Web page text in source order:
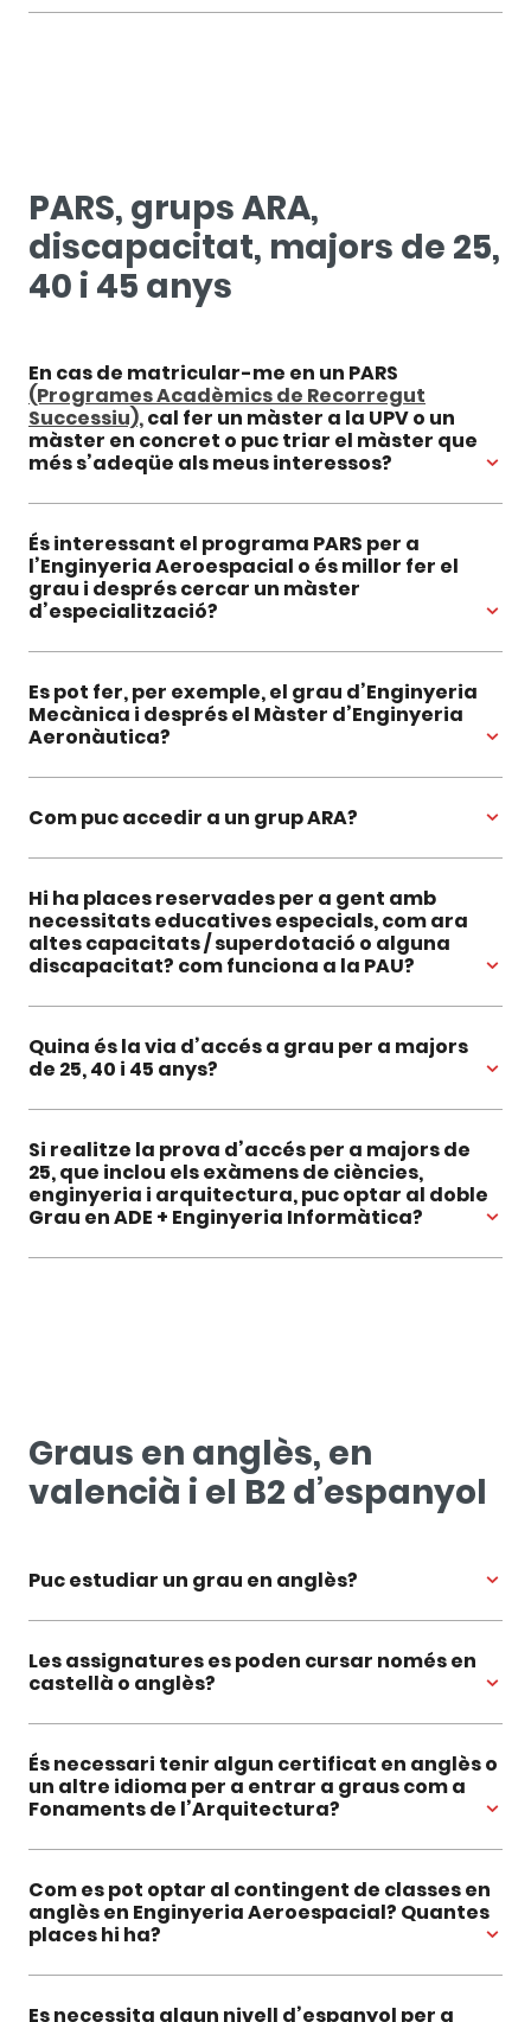
PARS, grups ARA,
discapacitat, majors de 25,
40 i 45 anys
En cas de matricular-me en un PARS
(Programes Acadèmics de Recorregut
Successiu),cal fer un màster a la UPV o un
màster en concret o puc triar el màster que
més s’adeqüe als meus interessos?
És interessant el programa PARS per a
l’Enginyeria Aeroespacial o és millor fer el
grau i després cercar un màster
d’especialització?
Es pot fer, per exemple, el grau d’Enginyeria
Mecànica i després el Màster d’Enginyeria
Aeronàutica?
Com puc accedir a un grup ARA?
Hi ha places reservades per a gent amb
necessitats educatives especials, com ara
altes capacitats / superdotació o alguna
discapacitat? com funciona a la PAU?
Quina és la via d’accés a grau per a majors
de 25, 40 i 45 anys?
Si realitze la prova d’accés per a majors de
25, que inclou els exàmens de ciències,
enginyeria i arquitectura, puc optar al doble
Grau en ADE + Enginyeria Informàtica?
Graus en anglès, en
valencià i el B2 d’espanyol
Puc estudiar un grau en anglès?
Les assignatures es poden cursar només en
castellà o anglès?
És necessari tenir algun certificat en anglès o
un altre idioma per a entrar a graus com a
Fonaments de l’Arquitectura?
Com es pot optar al contingent de classes en
anglès en Enginyeria Aeroespacial? Quantes
places hi ha?
Es necessita algun nivell d’espanyol per a